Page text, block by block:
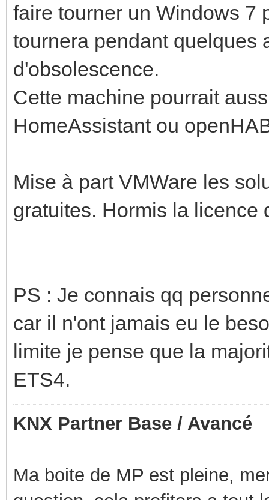
faire tourner un Windows 7
tournera pendant quelques
d'obsolescence.
Cette machine pourrait
HomeAssistant ou
Mise à part VMWare les
gratuites. Hormis la licence
PS : Je connais qq
car il n'ont jamais eu le
limite je pense que la
ETS4.
KNX Partner Base / Avancé
Ma boite de MP est pleine,